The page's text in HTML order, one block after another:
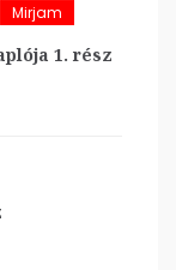
Mirjam
1. rész